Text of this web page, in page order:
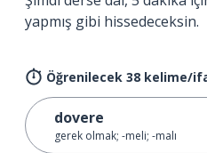
yapmış gibi hissedeceksin.
Öğrenilecek 38 kelime/
dovere
gerek olmak; -meli; -malı